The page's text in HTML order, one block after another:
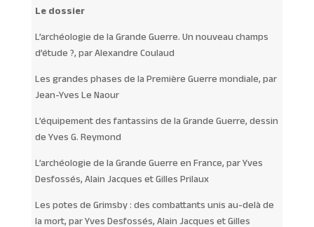
Le dossier
L’archéologie de la Grande Guerre. Un nouveau champs
d’étude ?, par Alexandre Coulaud
Les grandes phases de la Première Guerre mondiale, par
Jean-Yves Le Naour
L’équipement des fantassins de la Grande Guerre, dessin
de Yves G. Reymond
L’archéologie de la Grande Guerre en France, par Yves
Desfossés, Alain Jacques et Gilles Prilaux
Les potes de Grimsby : des combattants unis au-delà de
la mort, par Yves Desfossés, Alain Jacques et Gilles